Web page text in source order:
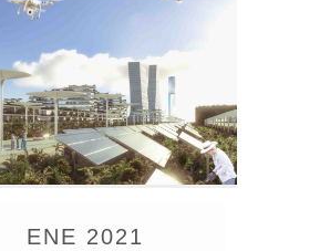
ENE 2021